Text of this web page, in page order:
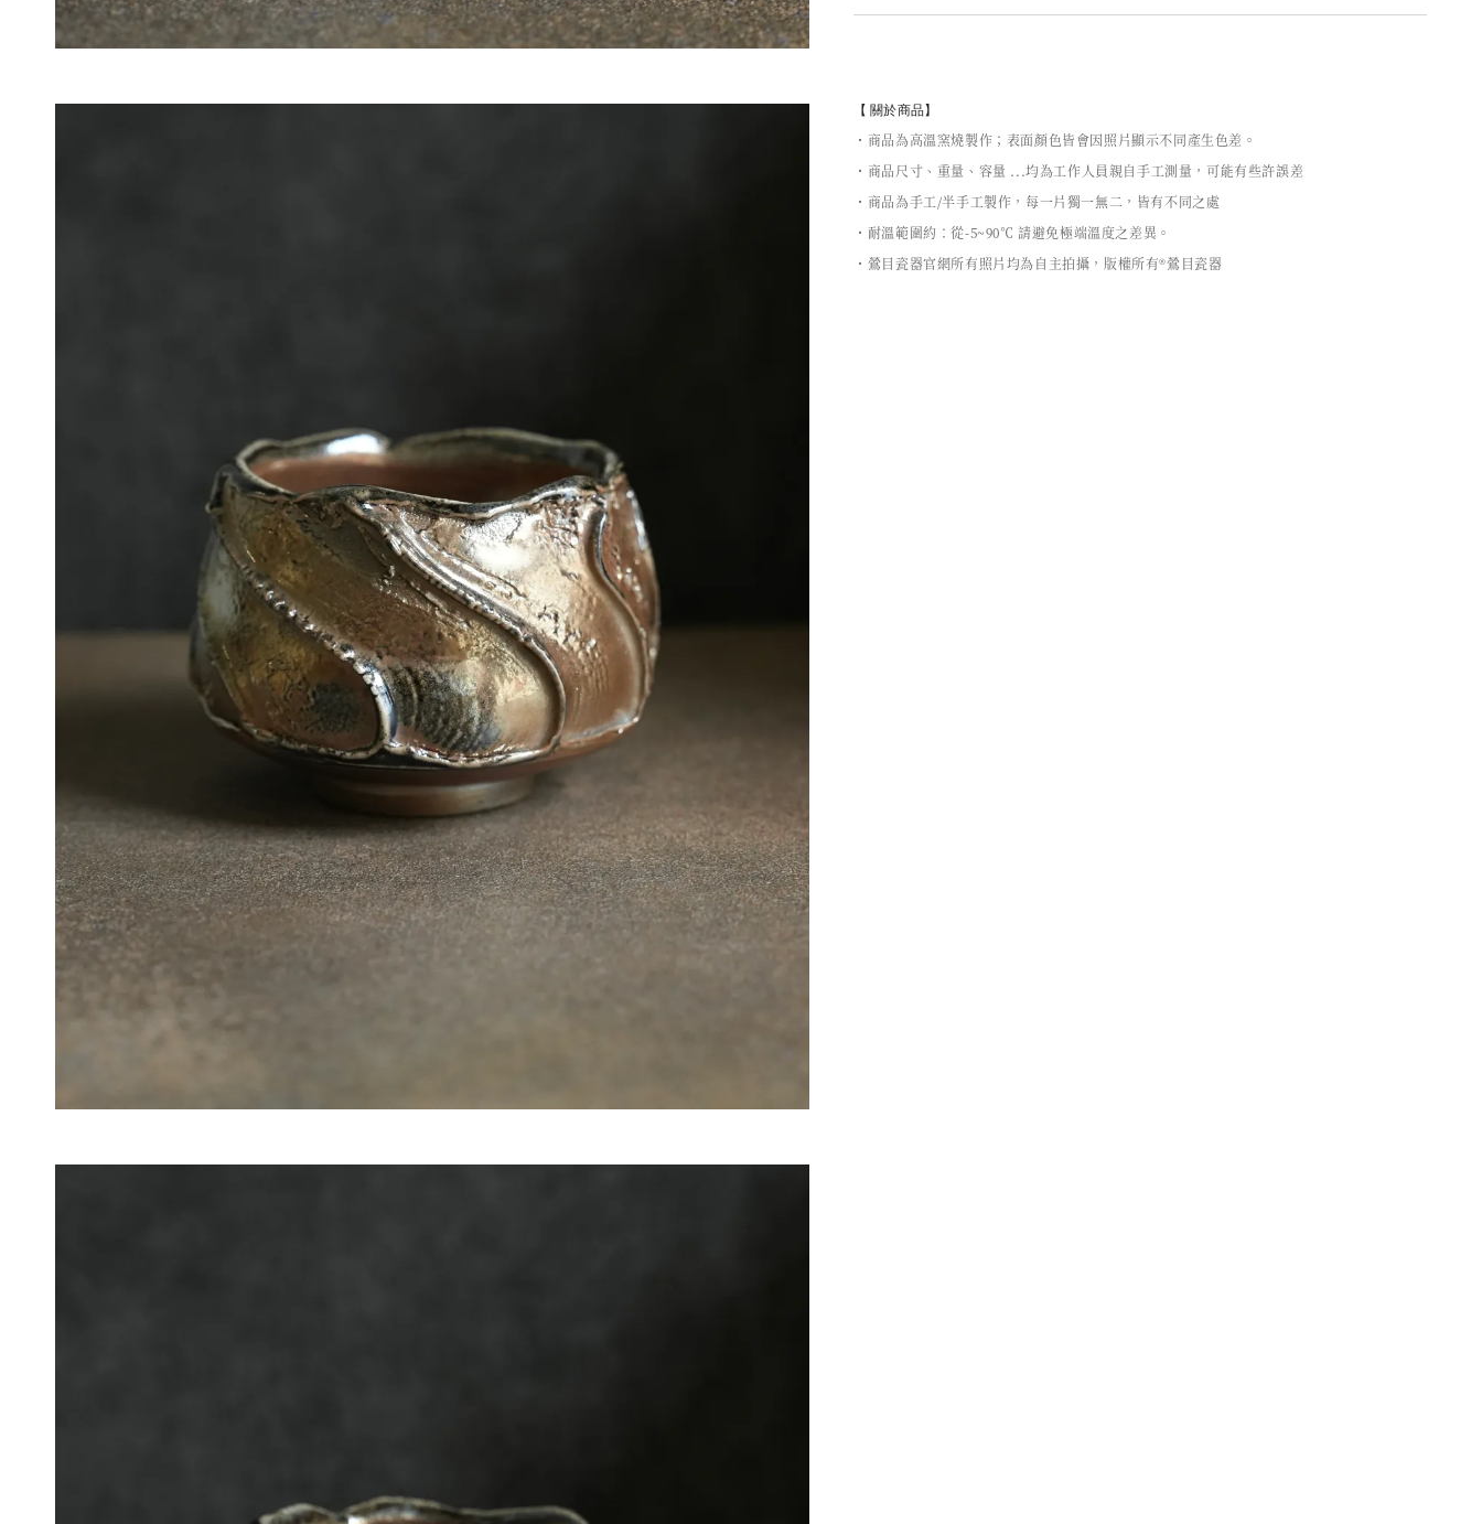
【 關於商品】
・商品為高溫窯燒製作；表面顏色皆會因照片顯示不同產生色差。
・商品尺寸、重量、容量 ...均為工作人員親自手工測量，可能有些許誤差
・商品為手工/半手工製作，每一片獨一無二，皆有不同之處
・耐溫範圍約：從-5~90℃ 請避免極端溫度之差異。
・鶯目瓷器官網所有照片均為自主拍攝，版權所有®鶯目瓷器